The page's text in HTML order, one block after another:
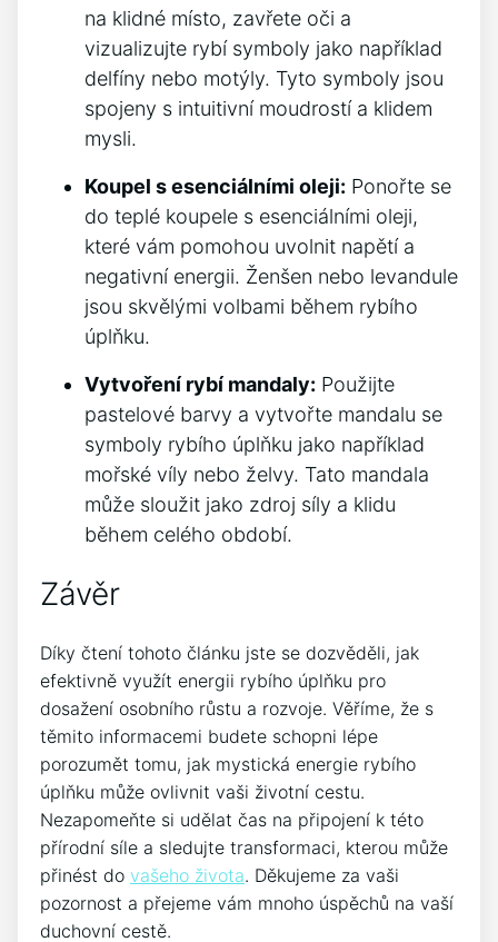
na klidné místo, ‌zavřete oči a
vizualizujte‍ rybí symboly jako například
delfíny nebo motýly. Tyto symboly jsou
spojeny s intuitivní moudrostí ‌a klidem
mysli.
Koupel s​ esenciálními oleji: Ponořte se
do teplé koupele⁢ s esenciálními‍ oleji,
které vám ‌pomohou uvolnit napětí a
negativní energii. Ženšen nebo levandule
jsou ​skvělými volbami během rybího
úplňku.
Vytvoření rybí mandaly: Použijte
pastelové barvy ⁢a vytvořte mandalu se
⁤symboly rybího úplňku jako například
mořské víly‌ nebo želvy. Tato mandala
může sloužit jako zdroj síly ​a klidu
během⁢ celého období.
Závěr
Díky čtení tohoto článku jste ​se dozvěděli, jak
efektivně ⁢využít energii rybího úplňku pro
dosažení osobního růstu a rozvoje. Věříme, že s
těmito informacemi budete schopni ⁤lépe
⁤porozumět tomu, jak mystická energie rybího
úplňku může ovlivnit​ vaši ‌životní cestu.
Nezapomeňte si udělat čas na připojení k této
přírodní síle a sledujte transformaci, kterou může​
přinést do ‍ vašeho života. Děkujeme za vaši
pozornost ​a⁣ přejeme vám mnoho úspěchů na vaší
duchovní cestě.